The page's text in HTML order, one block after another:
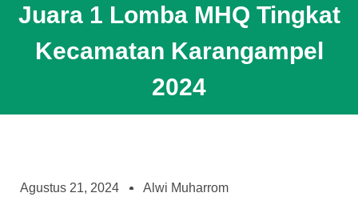
Juara 1 Lomba MHQ Tingkat
Kecamatan Karangampel
2024
Agustus 21, 2024 Alwi Muharrom